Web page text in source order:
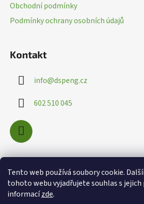
Tento web používá soubory cookie.
tohoto webu vyjadřujete souhlas s jejich
informacízde.
Obchodní podmínky
Podmínky ochrany osobních údajů
Kontakt
info@dspeng.cz
602 510 045
Nákupní košík